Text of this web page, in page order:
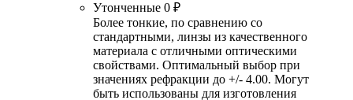
Утонченные 0 ₽
Более тонкие, по сравнению со
стандартными, линзы из качественного
материала с отличными оптическими
свойствами. Оптимальный выбор при
значениях рефракции до +/- 4.00. Могут
быть использованы для изготовления